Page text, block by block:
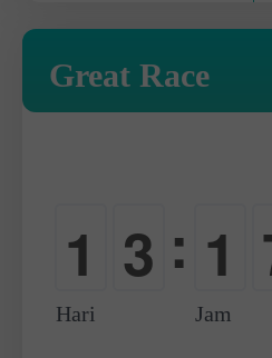
Great Race
1
0
3 : 1
0
Hari Jam